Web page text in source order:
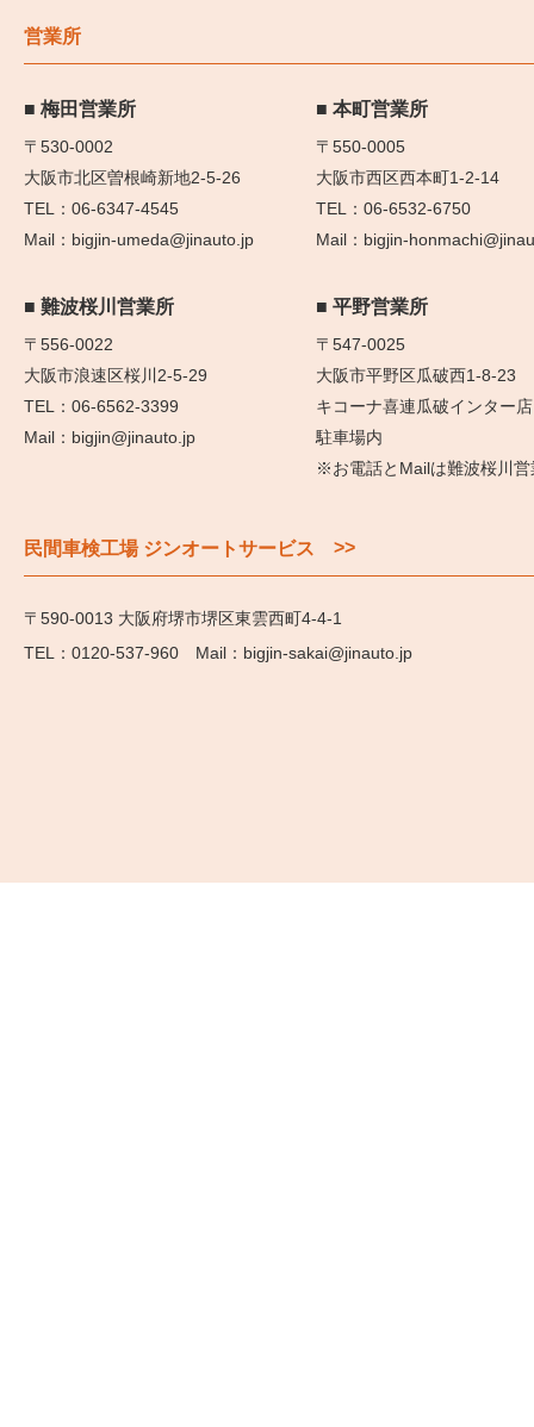
営業所
梅田営業所
〒530-0002
大阪市北区曽根崎新地2-5-26
06-6347-4545
bigjin-umeda@jinauto.jp
本町営業所
〒550-0005
大阪市西区西本町1-2-14
06-6532-6750
bigjin-
難波桜川営業所
〒556-0022
大阪市浪速区桜川2-5-29
06-6562-3399
bigjin@jinauto.jp
平野営業所
〒547-0025
大阪市平野区瓜破西1-8-23
キコーナ喜連瓜破インター店
駐車場内
※お電話とMailは難波桜川営
民間車検工場 ジンオートサービス >>
〒590-0013 大阪府堺市堺区東雲西町4-4-1
0120-537-960
bigjin-sakai@jinauto.jp